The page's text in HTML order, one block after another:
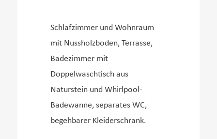
Schlafzimmer und Wohnraum
mit Nussholzboden, Terrasse,
Badezimmer mit
Doppelwaschtisch aus
Naturstein und Whirlpool-
Badewanne, separates WC,
begehbarer Kleiderschrank.